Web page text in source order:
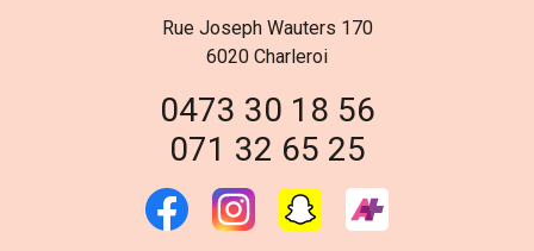
Rue Joseph Wauters 170
6020 Charleroi
0473 30 18 56
071 32 65 25